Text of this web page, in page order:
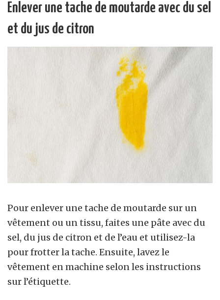
Enlever une tache de moutarde avec du sel
et du jus de citron
Pour enlever une tache de moutarde sur un
vêtement ou un tissu, faites une pâte avec du
sel, du jus de citron et de l’eau et utilisez-la
pour frotter la tache. Ensuite, lavez le
vêtement en machine selon les instructions
sur l’étiquette.